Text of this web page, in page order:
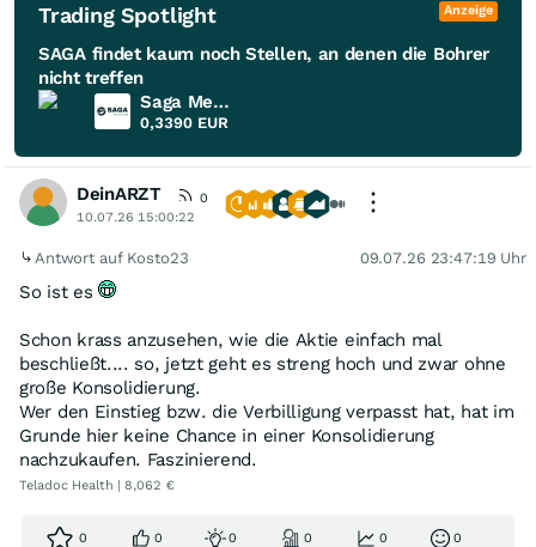
Trading Spotlight Anzeige
SAGA findet kaum noch Stellen, an denen die Bohrer
nicht treffen
Saga Metals
0,3390 EUR
DeinARZT
0
10.07.26 15:00:22
Antwort auf Kosto23 09.07.26 23:47:19 Uhr
So ist es
Schon krass anzusehen, wie die Aktie einfach mal
beschließt.... so, jetzt geht es streng hoch und zwar ohne
große Konsolidierung.
Wer den Einstieg bzw. die Verbilligung verpasst hat, hat im
Grunde hier keine Chance in einer Konsolidierung
nachzukaufen. Faszinierend.
Teladoc Health | 8,062 €
0 0 0 0 0 0